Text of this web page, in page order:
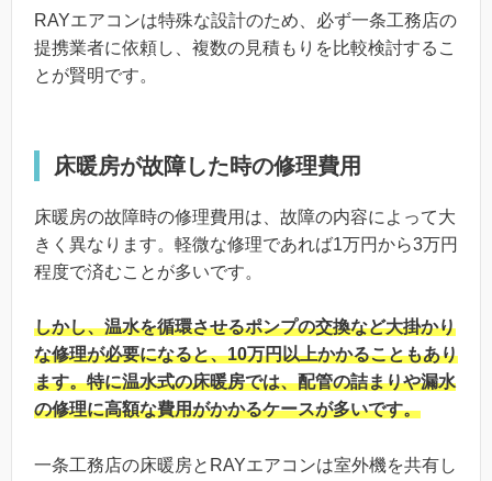
RAYエアコンは特殊な設計のため、必ず一条工務店の
提携業者に依頼し、複数の見積もりを比較検討するこ
とが賢明です。
床暖房が故障した時の修理費用
床暖房の故障時の修理費用は、故障の内容によって大
きく異なります。軽微な修理であれば1万円から3万円
程度で済むことが多いです。
しかし、温水を循環させるポンプの交換など大掛かり
な修理が必要になると、10万円以上かかることもあり
ます。特に温水式の床暖房では、配管の詰まりや漏水
の修理に高額な費用がかかるケースが多いです。
一条工務店の床暖房とRAYエアコンは室外機を共有し